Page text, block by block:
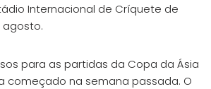
Internacional de Críquete de
agosto.
para as partidas da Copa da Ásia
começado na semana passada. O